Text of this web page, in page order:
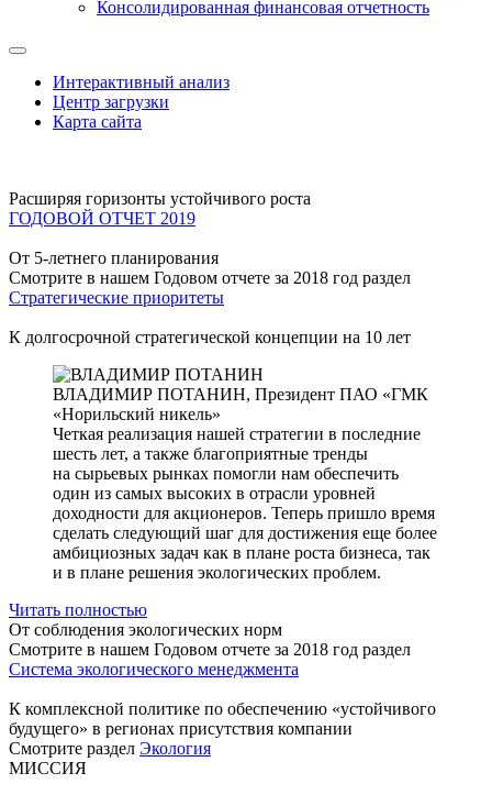
Консолидированная финансовая отчетность
Интерактивный анализ
Центр загрузки
Карта сайта
Расширяя горизонты устойчивого роста
ГОДОВОЙ ОТЧЕТ 2019
От 5-летнего планирования
Смотрите в нашем Годовом отчете за 2018 год раздел
Стратегические приоритеты
К долгосрочной стратегической концепции на 10 лет
ВЛАДИМИР ПОТАНИН, Президент ПАО «ГМК
«Норильский никель»
Четкая реализация нашей стратегии в последние
шесть лет, а также благоприятные тренды
на сырьевых рынках помогли нам обеспечить
один из самых высоких в отрасли уровней
доходности для акционеров. Теперь пришло время
сделать следующий шаг для достижения еще более
амбициозных задач как в плане роста бизнеса, так
и в плане решения экологических проблем.
Читать полностью
От соблюдения экологических норм
Смотрите в нашем Годовом отчете за 2018 год раздел
Система экологического менеджмента
К комплексной политике по обеспечению «устойчивого
будущего» в регионах присутствия компании
Смотрите раздел Экология
МИССИЯ